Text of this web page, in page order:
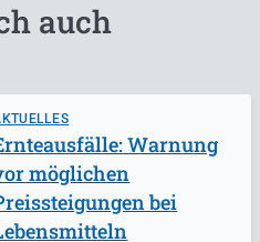
auch
Warnung
möglichen
bei